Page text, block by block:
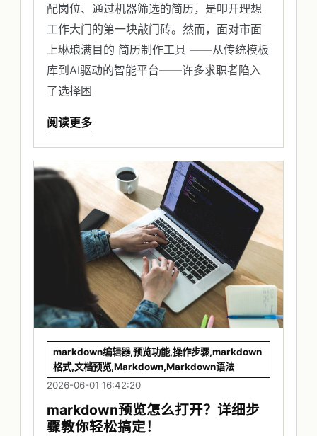
配岗位、通过机器筛选的简历，是叩开理想
工作大门的第一块敲门砖。然而，面对市面
上琳琅满目的 简历制作工具 ——从传统模板
库到AI驱动的智能平台——许多求职者陷入
了选择困
阅读更多
markdown编辑器,预览功能,操作步骤,markdown
格式,文档预览,Markdown,Markdown语法
2026-06-01 16:42:20
markdown预览怎么打开？详细步
骤教你轻松搞定！